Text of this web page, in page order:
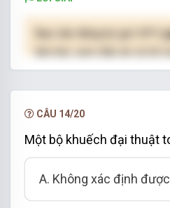
hạn.
CÂU 14/20
Một bộ khuếch đại thuật
A. Không xác định